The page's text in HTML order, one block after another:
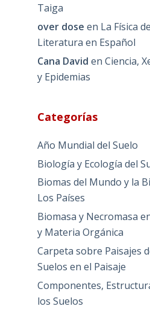
Taiga
over dose en La Física
Literatura en Español
Cana David en Ciencia,
y Epidemias
Categorías
Año Mundial del Suelo
Biología y Ecología del
Biomas del Mundo y la
Los Países
Biomasa y Necromasa
y Materia Orgánica
Carpeta sobre Paisajes
Suelos en el Paisaje
Componentes,
los Suelos